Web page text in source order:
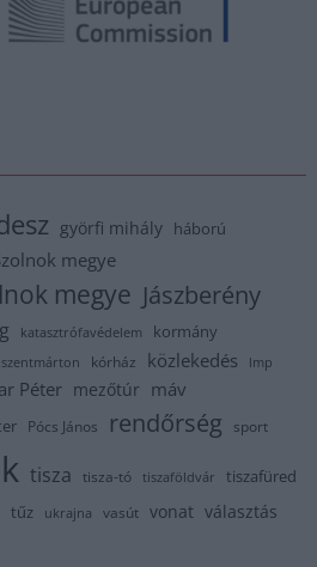
györfi mihály háború
megye
megye Jászberény
katasztrófavédelem kormány
kórház közlekedés lmp
Péter mezőtúr máv
Pócs János rendőrség sport
tisza tisza-tó tiszaföldvár tiszafüred
tűz ukrajna vasút vonat választás